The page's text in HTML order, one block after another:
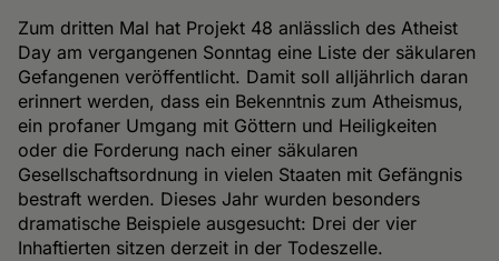
Zum dritten Mal hat Projekt 48 anlässlich des Atheist
Day am vergangenen Sonntag eine Liste der säkularen
Gefangenen veröffentlicht. Damit soll alljährlich daran
erinnert werden, dass ein Bekenntnis zum Atheismus,
ein profaner Umgang mit Göttern und Heiligkeiten
oder die Forderung nach einer säkularen
Gesellschaftsordnung in vielen Staaten mit Gefängnis
bestraft werden. Dieses Jahr wurden besonders
dramatische Beispiele ausgesucht: Drei der vier
Inhaftierten sitzen derzeit in der Todeszelle.